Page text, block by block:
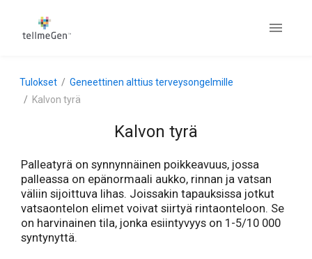
Tulokset
Geneettinen alttius terveysongelmille
Kalvon tyrä
Kalvon tyrä
Palleatyrä on synnynnäinen poikkeavuus, jossa
palleassa on epänormaali aukko, rinnan ja vatsan
väliin sijoittuva lihas. Joissakin tapauksissa jotkut
vatsaontelon elimet voivat siirtyä rintaonteloon. Se
on harvinainen tila, jonka esiintyvyys on 1-5/10 000
syntynyttä.